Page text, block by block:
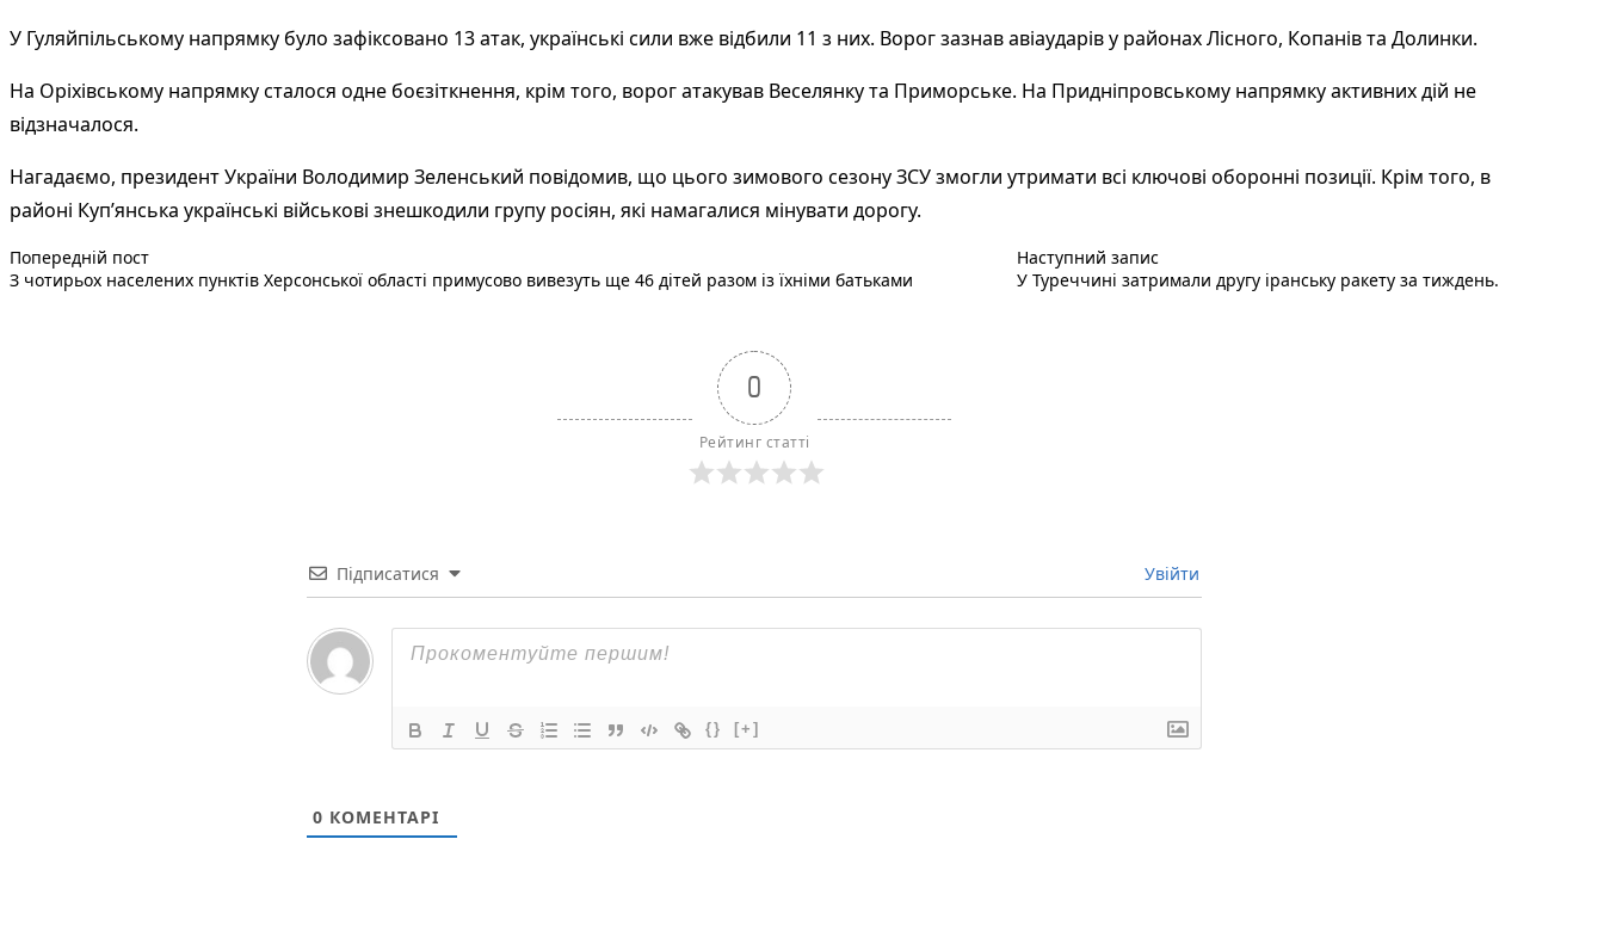
У Гуляйпільському напрямку було зафіксовано 13 атак, українські сили вже відбили 11 з них. Ворог зазнав авіаударів у районах Лісного, Копанів та Долинки.
На Оріхівському напрямку сталося одне боєзіткнення, крім того, ворог атакував Веселянку та Приморське. На Придніпровському напрямку активних дій не
відзначалося.
Нагадаємо, президент України Володимир Зеленський повідомив, що цього зимового сезону ЗСУ змогли утримати всі ключові оборонні позиції. Крім того, в
районі Куп’янська українські військові знешкодили групу росіян, які намагалися мінувати дорогу.
Навігація
записів
Попередній постПопередній запис:
З чотирьох населених пунктів Херсонської області примусово вивезуть ще 46 дітей разом із їхніми батьками
Наступний записНаступний пост :
У Туреччині затримали другу іранську ракету за тиждень.
0
Рейтинг статті
Підписатися Увійти
{} [+]
0 КОМЕНТАРІ